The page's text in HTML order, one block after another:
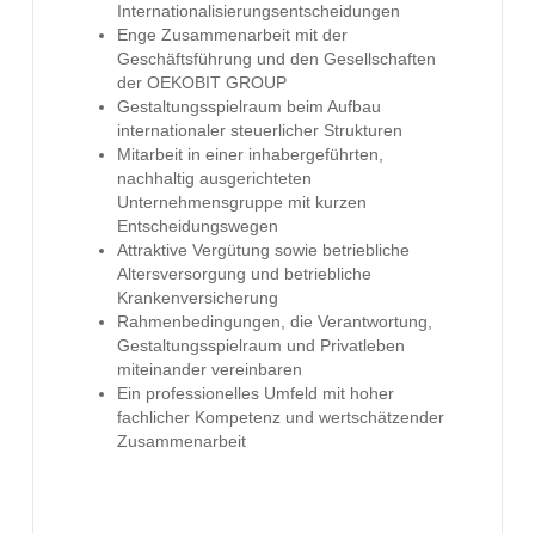
Internationalisierungsentscheidungen
Enge Zusammenarbeit mit der
Geschäftsführung und den Gesellschaften
der OEKOBIT GROUP
Gestaltungsspielraum beim Aufbau
internationaler steuerlicher Strukturen
Mitarbeit in einer inhabergeführten,
nachhaltig ausgerichteten
Unternehmensgruppe mit kurzen
Entscheidungswegen
Attraktive Vergütung sowie betriebliche
Altersversorgung und betriebliche
Krankenversicherung
Rahmenbedingungen, die Verantwortung,
Gestaltungsspielraum und Privatleben
miteinander vereinbaren
Ein professionelles Umfeld mit hoher
fachlicher Kompetenz und wertschätzender
Zusammenarbeit